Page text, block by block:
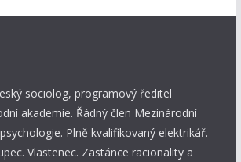
sociolog, programový ředitel
akademie. Řádný člen Mezinárodní
Plně kvalifikovaný elektrikář.
Vlastenec. Zastánce racionality a